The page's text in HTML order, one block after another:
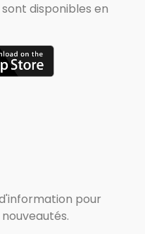
disponibles en
pour